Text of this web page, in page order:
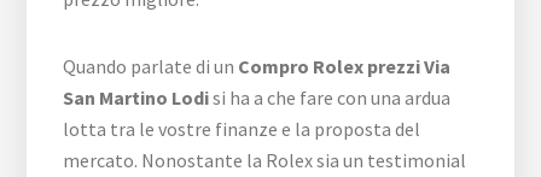
Quando parlate di un Compro Rolex prezzi Via
San Martino Lodisi ha a che fare con una ardua
lotta tra le vostre finanze e la proposta del
mercato. Nonostante la Rolex sia un testimonial